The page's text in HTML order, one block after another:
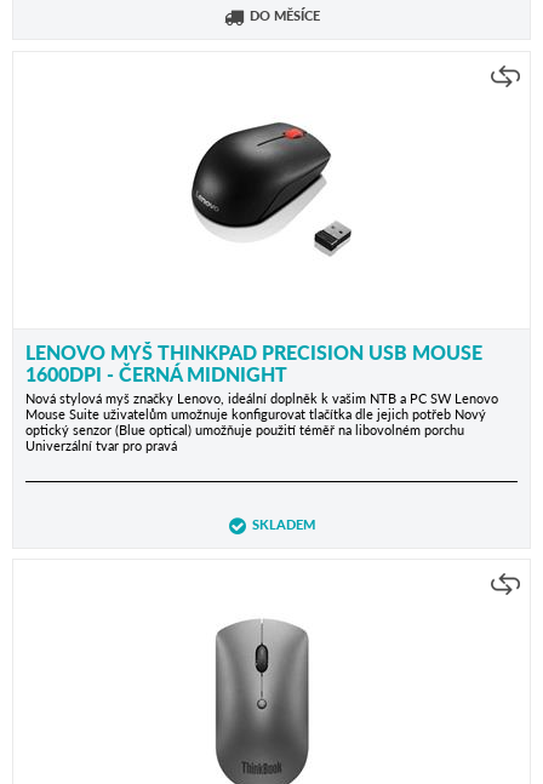
DO MĚSÍCE
LENOVO MYŠ THINKPAD PRECISION USB MOUSE
1600DPI - ČERNÁ MIDNIGHT
Nová stylová myš značky Lenovo, ideální doplněk k vašim NTB a PC SW Lenovo
Mouse Suite uživatelům umožnuje konfigurovat tlačítka dle jejich potřeb Nový
optický senzor (Blue optical) umožňuje použití téměř na libovolném porchu
Univerzální tvar pro pravá
SKLADEM